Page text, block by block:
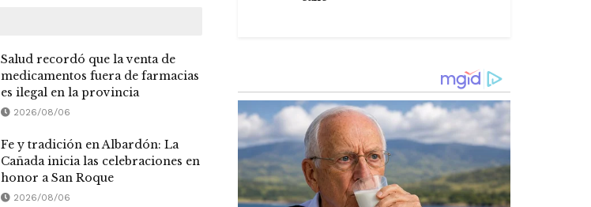
Salud recordó que la venta de
medicamentos fuera de farmacias
es ilegal en la provincia
2026/08/06
Fe y tradición en Albardón: La
Cañada inicia las celebraciones en
honor a San Roque
2026/08/06